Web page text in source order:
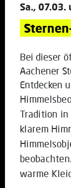
Sa., 07.03.
Bei dieser
Aachener
Entdecken
Tradition in
klarem
warme